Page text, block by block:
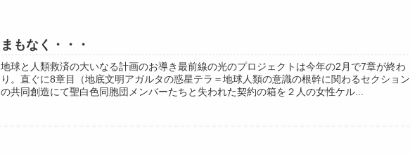
まもなく・・・
地球と人類救済の大いなる計画のお導き最前線の光のプロジェクトは今年の2月で7章が終わ
り。直ぐに8章目（地底文明アガルタの惑星テラ＝地球人類の意識の根幹に関わるセクション
の共同創造にて聖白色同胞団メンバーたちと失われた契約の箱を２人の女性ケル...